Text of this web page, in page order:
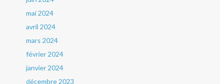
mai 2024
avril 2024
mars 2024
février 2024
janvier 2024
décembre 2023